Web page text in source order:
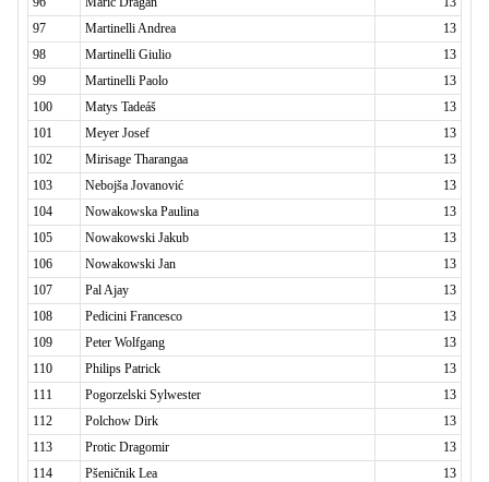
97
Martinelli Andrea
13
98
Martinelli Giulio
13
99
Martinelli Paolo
13
100
Matys Tadeáš
13
101
Meyer Josef
13
102
Mirisage Tharangaa
13
103
Nebojša Jovanović
13
104
Nowakowska Paulina
13
105
Nowakowski Jakub
13
106
Nowakowski Jan
13
107
Pal Ajay
13
108
Pedicini Francesco
13
109
Peter Wolfgang
13
110
Philips Patrick
13
111
Pogorzelski Sylwester
13
112
Polchow Dirk
13
113
Protic Dragomir
13
114
Pšeničnik Lea
13